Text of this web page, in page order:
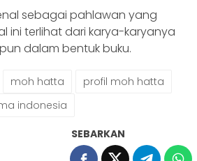
sebagai pahlawan yang
ini terlihat dari karya-karyanya
dalam bentuk buku.
moh hatta
profil moh hatta
indonesia
SEBARKAN